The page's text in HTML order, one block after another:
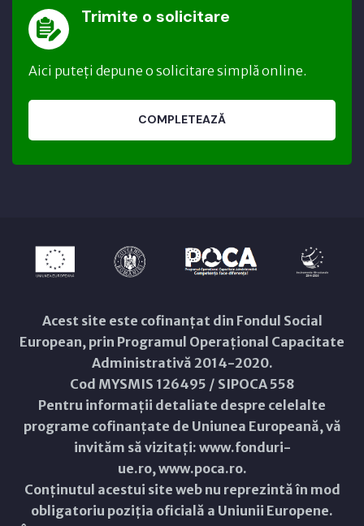
Trimite o solicitare
Aici puteți depune o solicitare simplă online.
COMPLETEAZĂ
Acest site este cofinanțat din Fondul Social
European, prin Programul Operațional Capacitate
Administrativă 2014-2020.
Cod MYSMIS 126495 / SIPOCA 558
Pentru informații detaliate despre celelalte
programe cofinanțate de Uniunea Europeană, vă
invităm să vizitați: www.fonduri-
ue.ro,www.poca.ro.
Conținutul acestui site web nu reprezintă în mod
obligatoriu poziția oficială a Uniunii Europene.